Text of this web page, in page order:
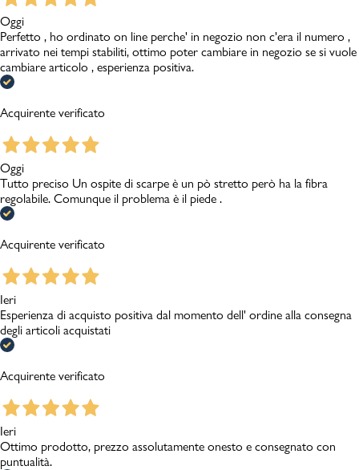
Oggi
Perfetto , ho ordinato on line perche' in negozio non c'era il numero ,
arrivato nei tempi stabiliti, ottimo poter cambiare in negozio se si vuole
cambiare articolo , esperienza positiva.
Acquirente verificato
Oggi
Tutto preciso Un ospite di scarpe è un pò stretto però ha la fibra
regolabile. Comunque il problema è il piede .
Acquirente verificato
Ieri
Esperienza di acquisto positiva dal momento dell' ordine alla consegna
degli articoli acquistati
Acquirente verificato
Ieri
Ottimo prodotto, prezzo assolutamente onesto e consegnato con
puntualità.